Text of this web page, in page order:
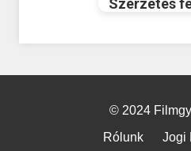
© 2024
Rólunk
Jogi